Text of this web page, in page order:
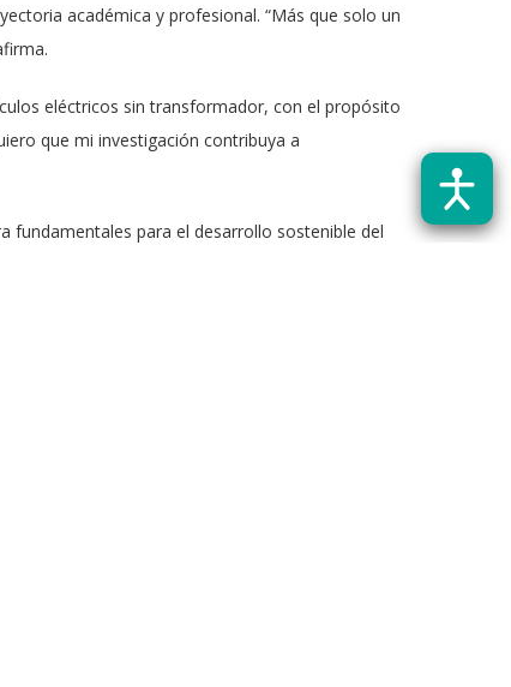
académica y profesional. “Más que solo un
eléctricos sin transformador, con el propósito
que mi investigación contribuya a
fundamentales para el desarrollo sostenible del